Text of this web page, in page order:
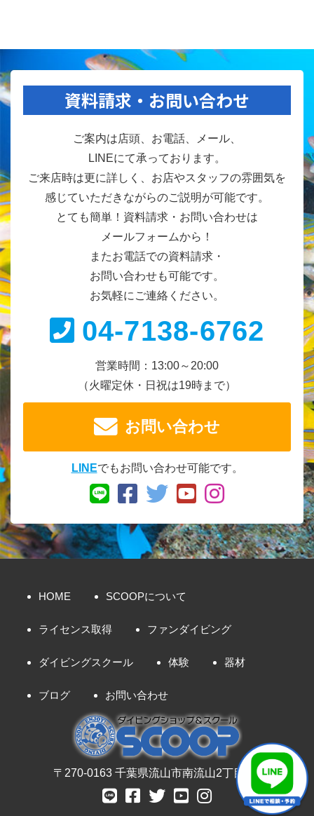
資料請求・お問い合わせ
ご案内は店頭、お電話、メール、
LINEにて承っております。
ご来店時は更に詳しく、お店やスタッフの雰囲気を
感じていただきながらのご説明が可能です。
とても簡単！資料請求・お問い合わせは
メールフォームから！
またお電話での資料請求・
お問い合わせも可能です。
お気軽にご連絡ください。
04-7138-6762
営業時間：13:00～20:00
（火曜定休・日祝は19時まで）
お問い合わせ
LINEでもお問い合わせ可能です。
HOME SCOOPについて
ライセンス取得 ファンダイビング
ダイビングスクール 体験 器材
ブログ お問い合わせ
〒270-0163 千葉県流山市南流山2丁目8-7